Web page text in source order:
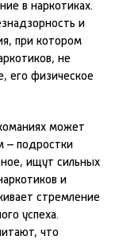
в наркотиках.
и
при котором
не
его физическое
может
– подростки
ищут сильных
и
стремление
успеха.
что